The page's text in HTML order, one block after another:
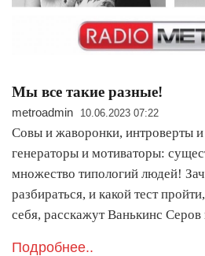
Мы все такие разные!
metroadmin 10.06.2023 07:22
Совы и жаворонки, интроверты и
генераторы и мотиваторы:
множество типологий людей!
разбираться, и какой тест
себя, расскажут Ванькинс Серов
Подробнее..